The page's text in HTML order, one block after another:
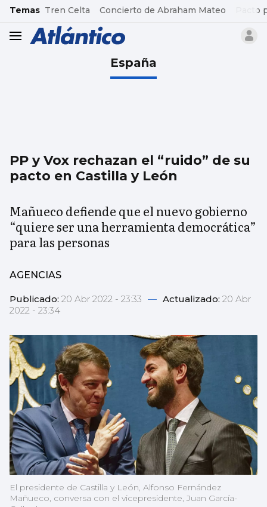
common.go-to-content
Temas Tren Celta Concierto de Abraham Mateo Pacto
header.menu.open
España
PP y Vox rechazan el “ruido” de su
pacto en Castilla y León
Mañueco defiende que el nuevo gobierno
“quiere ser una herramienta democrática”
para las personas
AGENCIAS
Publicado: 20 Abr 2022 - 23:33 — Actualizado: 20 Abr
2022 - 23:34
El presidente de Castilla y León, Alfonso Fernández
Mañueco, conversa con el vicepresidente, Juan García-